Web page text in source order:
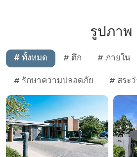
รูปภาพ
# ทั้งหมด # ตึก # ภายใน
# รักษาความปลอดภัย # สระ